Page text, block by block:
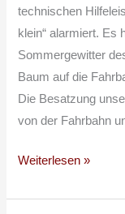
technischen
klein“ alarmiert. Es
Sommergewitter
Baum auf die
Die Besatzung
von der Fahrbahn
klein
Weiterlesen »